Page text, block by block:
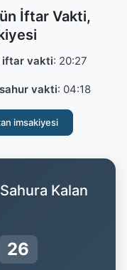
İftar Vakti,
iftar vakti: 20:27
vakti: 04:18
imsakiyesi
Kalan
25